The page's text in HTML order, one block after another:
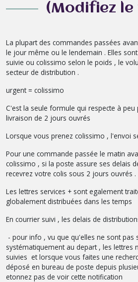
(Modifiez
La plupart des commandes passées
le jour même ou le lendemain . Elles
suivie ou colissimo selon le poids , le
secteur de distribution .
urgent = colissimo
C'est la seule formule qui respecte à peu
livraison de 2 jours ouvrés
Lorsque vous prenez colissimo , l'envoi
Pour une commande passée le matin
colissimo , si la poste assure ses delais
recevrez votre colis sous 2 jours ouvrés .
Les lettres services + sont egalement
globalement distribuées dans les temps
En courrier suivi , les delais de
- pour info , vu que qu'elles ne sont pas
systématiquement au depart , les lettres
suivies et lorsque vous faites une
déposé en bureau de poste depuis
etonnez pas de voir cette notification